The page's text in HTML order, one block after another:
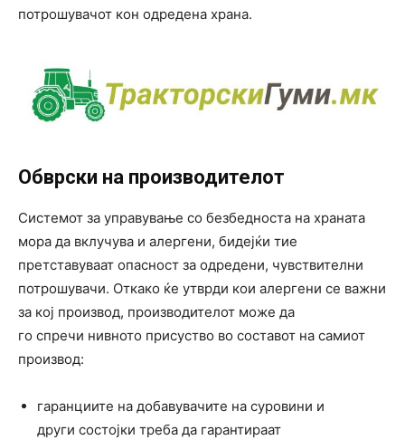
потрошувачот кон одредена храна.
Обврски на производителот
Системот за управување со безбедноста на храната
мора да вклучува и алергени, бидејќи тие
претставуваат опасност за одредени, чувствителни
потрошувачи. Откако ќе утврди кои алергени се важни
за кој производ, производителот може да
го спречи нивното присуство во составот на самиот
производ:
гаранциите на добавувачите на суровини и
други состојки треба да гарантираат